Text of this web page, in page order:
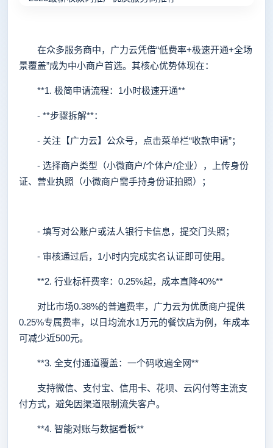
在众多服务商中，广力云凭借“低费率+极速开通+全场
景覆盖”成为中小商户首选。其核心优势体现在：
**1. 极简申请流程：1小时极速开通**
- **步骤拆解**：
- 关注【广力云】公众号，点击菜单栏“收款申请”；
- 选择商户类型（小微商户/个体户/企业），上传身份
证、营业执照（小微商户需手持身份证拍照）；
- 填写对公账户或法人银行卡信息，提交门头照；
- 审核通过后，1小时内完成实名认证即可使用。
**2. 行业标杆费率：0.25%起，成本直降40%**
对比市场0.38%的普遍费率，广力云为优质商户提供
0.25%专属费率，以日均流水1万元的餐饮店为例，年成本
可减少近500元。
**3. 全支付通道覆盖：一个码收遍全网**
支持微信、支付宝、信用卡、花呗、云闪付等主流支
付方式，避免因渠道限制流失客户。
**4. 智能对账与数据看板**